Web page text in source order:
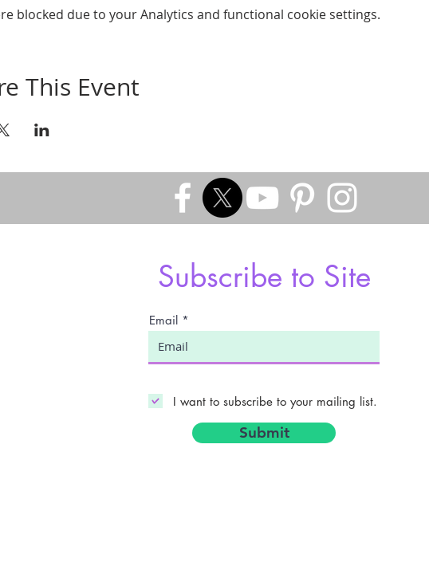
blocked due to your Analytics and functional cookie settings.
This Event
Subscribe to Site
Email
I want to subscribe to your mailing list.
Submit